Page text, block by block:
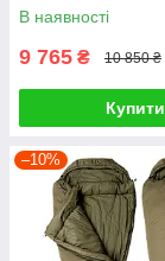
В наявності
9 765 ₴ 10 850 ₴
Купити
–10%